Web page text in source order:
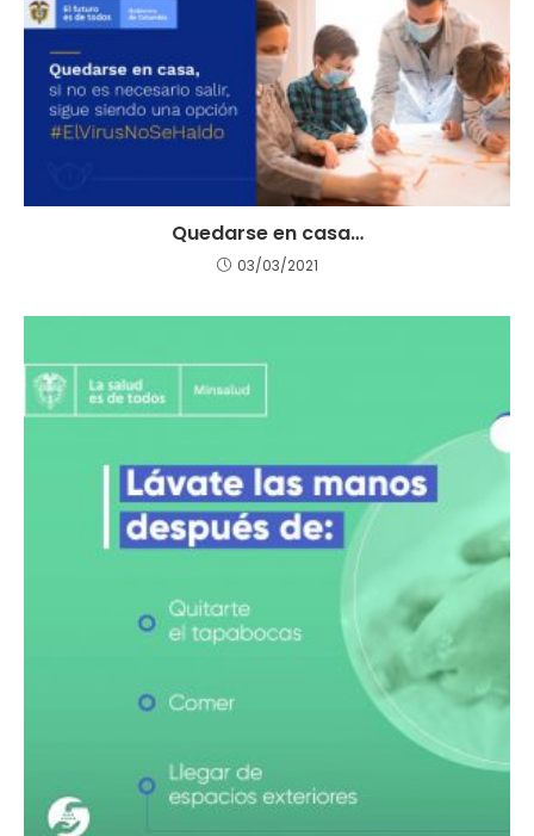
Quedarse en casa…
03/03/2021